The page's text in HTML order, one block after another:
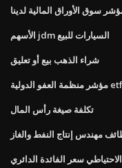
سوق الأوراق المالية لدينا
الأسهم jdm السيارات للبيع
شراء الذهب بيع أو تعليق
مؤشر منظمة العفو الدولية etf
تكلفة صيغة رأس المال
مهندس إنتاج النفط والغاز
سعر الفائدة الدائري